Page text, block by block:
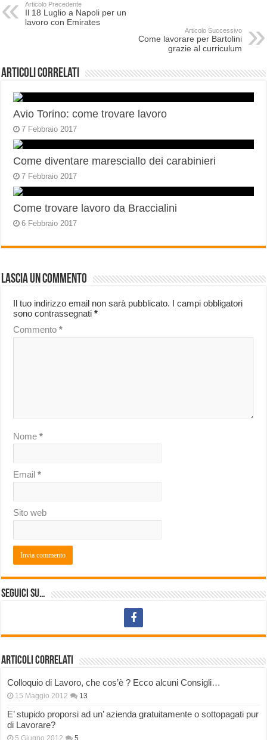
Articolo Precedente
Il 18 Luglio a Napoli per un
lavoro con Emirates
Articolo Successivo
Come lavorare per Bartolini
grazie al curriculum
Articoli correlati
Avio Torino: come trovare lavoro
7 Febbraio 2017
Come diventare maresciallo dei carabinieri
7 Febbraio 2017
Come trovare lavoro da Braccialini
6 Febbraio 2017
Lascia un commento
Il tuo indirizzo email non sarà pubblicato. I campi obbligatori
sono contrassegnati*
Commento*
Nome*
Email*
Sito web
Seguici su…
Articoli correlati
Colloquio di Lavoro, che cos’è ? Ecco alcuni Consigli…
15 Maggio 2012 13
E’ stupido proporsi ad un’ azienda gratuitamente o sottopagati pur
di Lavorare?
5 Giugno 2012 5